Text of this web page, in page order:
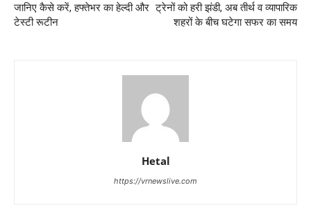
जानिए कैसे करें, हफ्तेभर का हेल्दी और
टेस्टी रूटीन
ट्रेनों को हरी झंडी, अब तीर्थ व व्यापारिक
शहरों के बीच घटेगा सफर का समय
Hetal
https://vrnewslive.com